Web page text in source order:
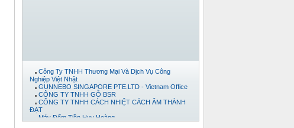
Công Ty TNHH Thương Mại Và Dịch Vụ Công
Nghiệp Việt Nhật
GUNNEBO SINGAPORE PTE.LTD - Vietnam Office
CÔNG TY TNHH GỖ BSR
CÔNG TY TNHH CÁCH NHIỆT CÁCH ÂM THÀNH
ĐẠT
Máy Đếm Tiền Huy Hoàng
Công ty cổ phần thương mại và phát triển thép Việt